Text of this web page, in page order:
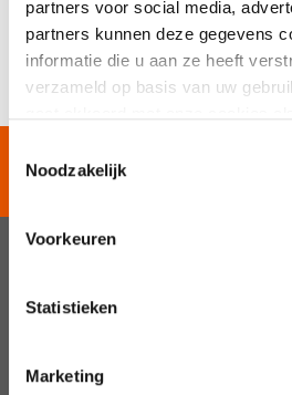
partners voor social media,
partners kunnen deze gegevens
informatie die u aan ze heeft
verzameld op basis van uw
Noodzakelijk
Voorkeuren
Statistieken
Marketing
Terug naar
125 JAAR